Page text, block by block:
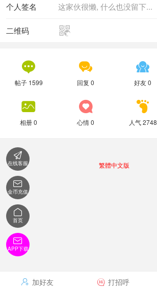
这家伙很懒, 什么也没留下...
个人签名

二维码

帖子 1599

回复 0

好友 0

相册 0

心情 0

人气 2748
 加好友  打招呼
繁體中文版

在线客服

金币充值

首页

APP下载